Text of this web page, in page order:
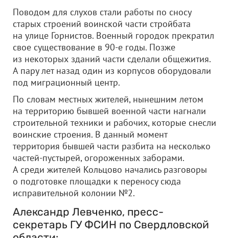
Поводом для слухов стали работы по сносу
старых строений воинской части стройбата
на улице Горнистов. Военный городок прекратил
свое существование в 90-е годы. Позже
из некоторых зданий части сделали общежития.
А пару лет назад один из корпусов оборудовали
под миграционный центр.
По словам местных жителей, нынешним летом
на территорию бывшей военной части нагнали
строительной техники и рабочих, которые снесли
воинские строения. В данный момент
территория бывшей части разбита на несколько
частей-пустырей, огороженных заборами.
А среди жителей Кольцово начались разговоры
о подготовке площадки к переносу сюда
исправительной колонии №2.
Александр Левченко, пресс-
секретарь ГУ ФСИН по Свердловской